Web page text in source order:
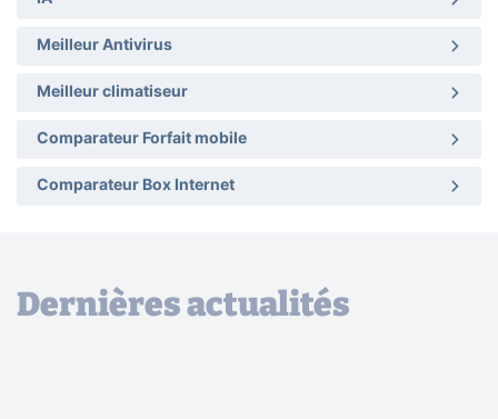
Meilleur Antivirus
Meilleur climatiseur
Comparateur Forfait mobile
Comparateur Box Internet
Dernières actualités